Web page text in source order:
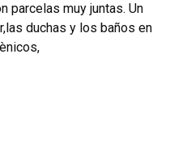
parcelas muy juntas. Un
duchas y los baños en